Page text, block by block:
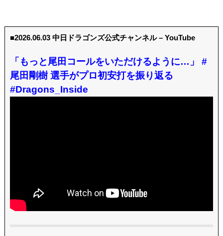
■2026.06.03 中日ドラゴンズ公式チャンネル – YouTube
「もっと尾田コールをいただけるように…」 #
尾田剛樹 選手がプロ初安打を振り返る
#Dragons_Inside